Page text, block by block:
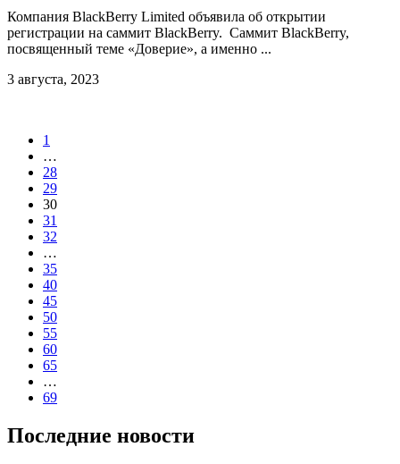
Компания BlackBerry Limited объявила об открытии
регистрации на саммит BlackBerry. Саммит BlackBerry,
посвященный теме «Доверие», а именно ...
3 августа, 2023
1
…
28
29
30
31
32
…
35
40
45
50
55
60
65
…
69
Последние новости